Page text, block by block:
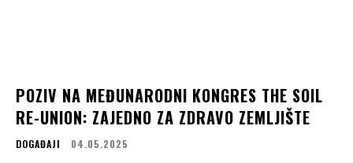
POZIV NA MEĐUNARODNI KONGRES THE SOIL
RE-UNION: ZAJEDNO ZA ZDRAVO ZEMLJIŠTE
DOGAĐAJI 04.05.2025